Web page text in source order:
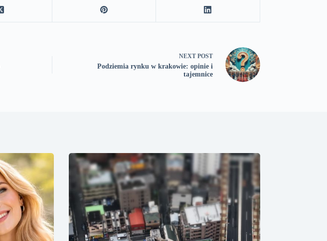
NEXT POST
Podziemia rynku w krakowie: opinie i
tajemnice